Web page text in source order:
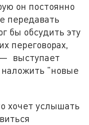
он постоянно
передавать
бы обсудить эту
переговорах,
выступает
наложить "новые
хочет услышать